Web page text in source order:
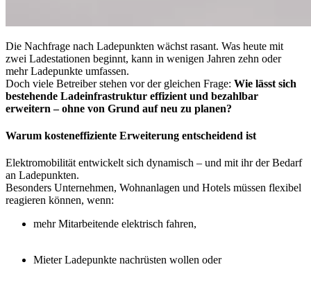
Die Nachfrage nach Ladepunkten wächst rasant. Was heute mit
zwei Ladestationen beginnt, kann in wenigen Jahren zehn oder
mehr Ladepunkte umfassen.
Doch viele Betreiber stehen vor der gleichen Frage: Wie lässt sich
bestehende Ladeinfrastruktur effizient und bezahlbar
erweitern – ohne von Grund auf neu zu planen?
Warum kosteneffiziente Erweiterung entscheidend ist
Elektromobilität entwickelt sich dynamisch – und mit ihr der Bedarf
an Ladepunkten.
Besonders Unternehmen, Wohnanlagen und Hotels müssen flexibel
reagieren können, wenn:
mehr Mitarbeitende elektrisch fahren,
Mieter Ladepunkte nachrüsten wollen oder